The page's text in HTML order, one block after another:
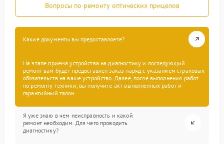
Вопросы по ремонту оптических прицелов
Какие документы вы предоставляете?
На этапе приема устройства на диагностику и последующий
ремонт вам будет предоставлен заказ-наряд с указанием страховых
обязательств на ваше устройство. Далее, после выполнения работ
по ремонту техники, вы получите акт выполненных работ и
гарантийный талон.
Я уже знаю в чем неисправность и какой
ремонт необходим. Для чего проводить
диагностику?